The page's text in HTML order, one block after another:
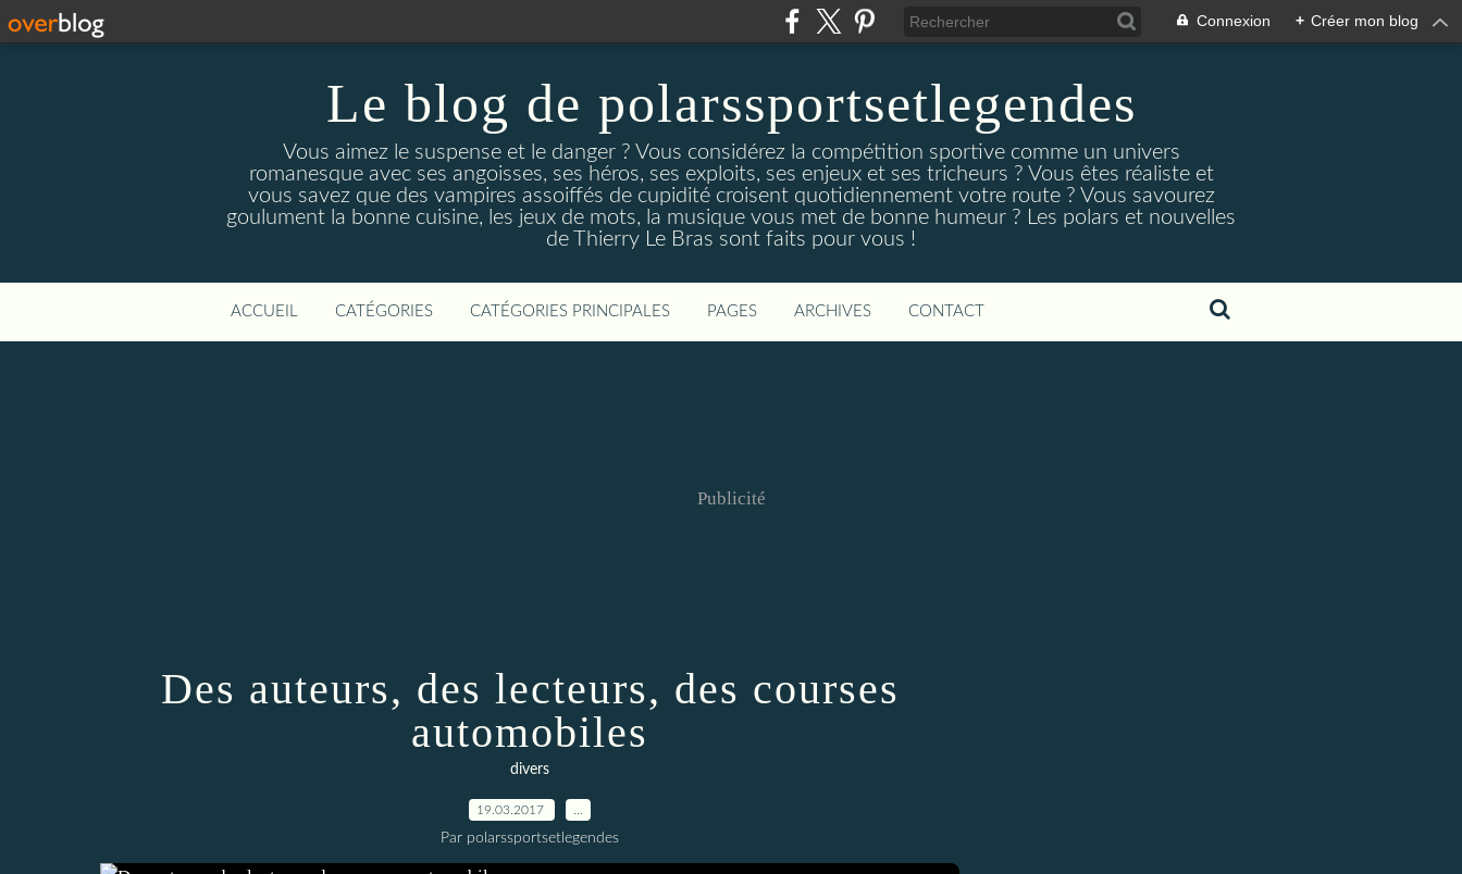
Connexion + Créer mon blog
Le blog de polarssportsetlegendes
Vous aimez le suspense et le danger ? Vous considérez la compétition sportive comme un univers
romanesque avec ses angoisses, ses héros, ses exploits, ses enjeux et ses tricheurs ? Vous êtes réaliste et
vous savez que des vampires assoiffés de cupidité croisent quotidiennement votre route ? Vous savourez
goulument la bonne cuisine, les jeux de mots, la musique vous met de bonne humeur ? Les polars et nouvelles
de Thierry Le Bras sont faits pour vous !
ACCUEIL CATÉGORIES CATÉGORIES PRINCIPALES PAGES ARCHIVES CONTACT
Publicité
Des auteurs, des lecteurs, des courses
automobiles
divers
19.03.2017
Par polarssportsetlegendes